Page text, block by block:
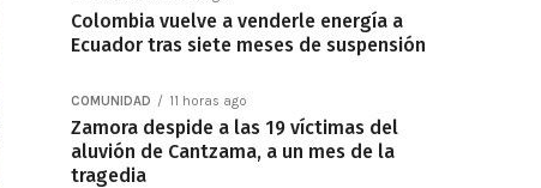
Colombia vuelve a venderle energía a
Ecuador tras siete meses de suspensión
COMUNIDAD 11 horas ago
Zamora despide a las 19 víctimas del
aluvión de Cantzama, a un mes de la
tragedia